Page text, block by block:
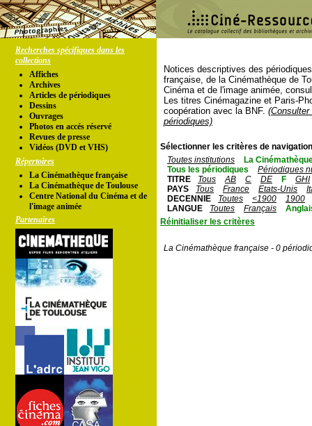
Recherches spécifiques dans les
collections
Affiches
Archives
Articles de périodiques
Dessins
Ouvrages
Photos en accés réservé
Revues de presse
Vidéos (DVD et VHS)
Répertoires
La Cinémathèque française
La Cinémathèque de Toulouse
Centre National du Cinéma et de
l'image animée
Partenaires
Notices descriptives des
française, de la Cinémathèque de
Cinéma et de l'image animée,
Les titres Cinémagazine et Paris-
coopération avec la BNF.
périodiques)
Sélectionner les critères de
Toutes institutions
La
Tous les périodiques
Périodiques
TITRE
Tous AB C DE F
GHI
PAYS
Tous France Etats-Unis
DECENNIE
Toutes <1900
1900
LANGUE
Toutes Français
Réinitialiser les critères
La Cinémathèque française - 0